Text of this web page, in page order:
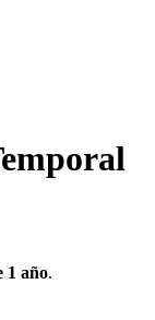
1 año.